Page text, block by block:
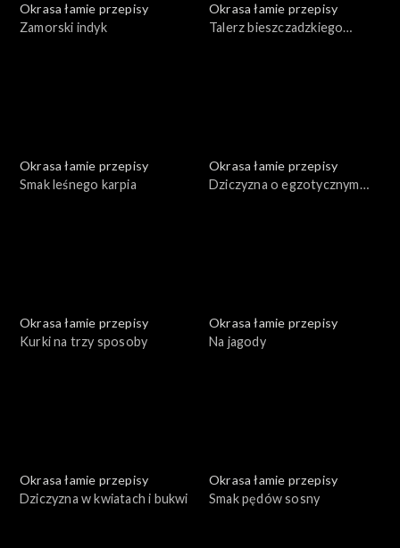
Okrasa łamie przepisy
Zamorski indyk
Okrasa łamie przepisy
Talerz bieszczadzkiego
Okrasa łamie przepisy
Smak leśnego karpia
Okrasa łamie przepisy
Dziczyzna o egzotycznym
Okrasa łamie przepisy
Kurki na trzy sposoby
Okrasa łamie przepisy
Na jagody
Okrasa łamie przepisy
Dziczyzna w kwiatach i bukwi
Okrasa łamie przepisy
Smak pędów sosny